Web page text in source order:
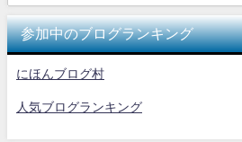
参加中のブログランキング
にほんブログ村
人気ブログランキング